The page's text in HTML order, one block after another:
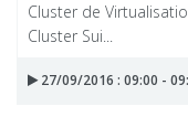
Cluster de
Cluster Sui...
27/09/2016 : 09:00 -